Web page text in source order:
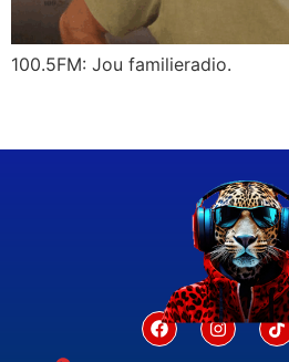
100.5FM: Jou familieradio.